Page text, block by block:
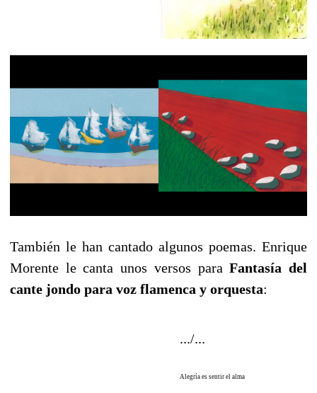
También le han cantado algunos poemas. Enrique
Morente le canta unos versos paraFantasía del
cante jondo para voz flamenca y orquesta:
.../...
Alegría es sentir el alma